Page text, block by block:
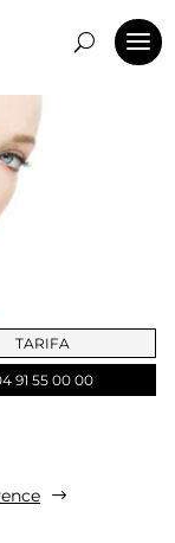
TARIFA
91 55 00 00
$